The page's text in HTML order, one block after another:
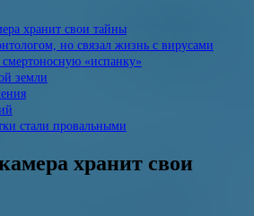
хранит свои тайны
но связал жизнь с вирусами
«испанку»
земли
стали провальными
хранит свои